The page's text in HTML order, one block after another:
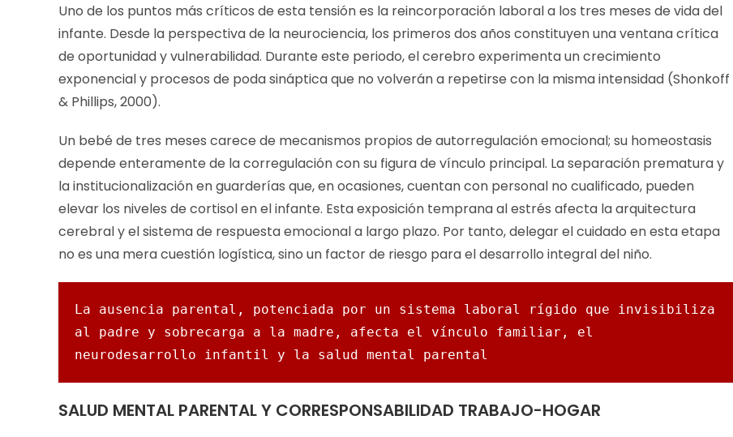
Uno de los puntos más críticos de esta tensión es la reincorporación laboral a los tres meses de vida del
infante. Desde la perspectiva de la neurociencia, los primeros dos años constituyen una ventana crítica
de oportunidad y vulnerabilidad. Durante este periodo, el cerebro experimenta un crecimiento
exponencial y procesos de poda sináptica que no volverán a repetirse con la misma intensidad (Shonkoff
& Phillips, 2000).
Un bebé de tres meses carece de mecanismos propios de autorregulación emocional; su homeostasis
depende enteramente de la corregulación con su figura de vínculo principal. La separación prematura y
la institucionalización en guarderías que, en ocasiones, cuentan con personal no cualificado, pueden
elevar los niveles de cortisol en el infante. Esta exposición temprana al estrés afecta la arquitectura
cerebral y el sistema de respuesta emocional a largo plazo. Por tanto, delegar el cuidado en esta etapa
no es una mera cuestión logística, sino un factor de riesgo para el desarrollo integral del niño.
La ausencia parental, potenciada por un sistema laboral rígido que invisibiliza
al padre y sobrecarga a la madre, afecta el vínculo familiar, el
neurodesarrollo infantil y la salud mental parental
SALUD MENTAL PARENTAL Y CORRESPONSABILIDAD TRABAJO-HOGAR